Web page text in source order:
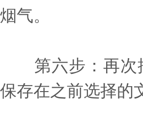
烟气。
第六步：再次按
保存在之前选择的